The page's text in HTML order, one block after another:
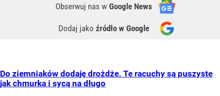
Obserwuj nas w Google News
Dodaj jako źródło w Google
Do ziemniaków dodaję drożdże. Te racuchy są puszyste
jak chmurka i sycą na długo